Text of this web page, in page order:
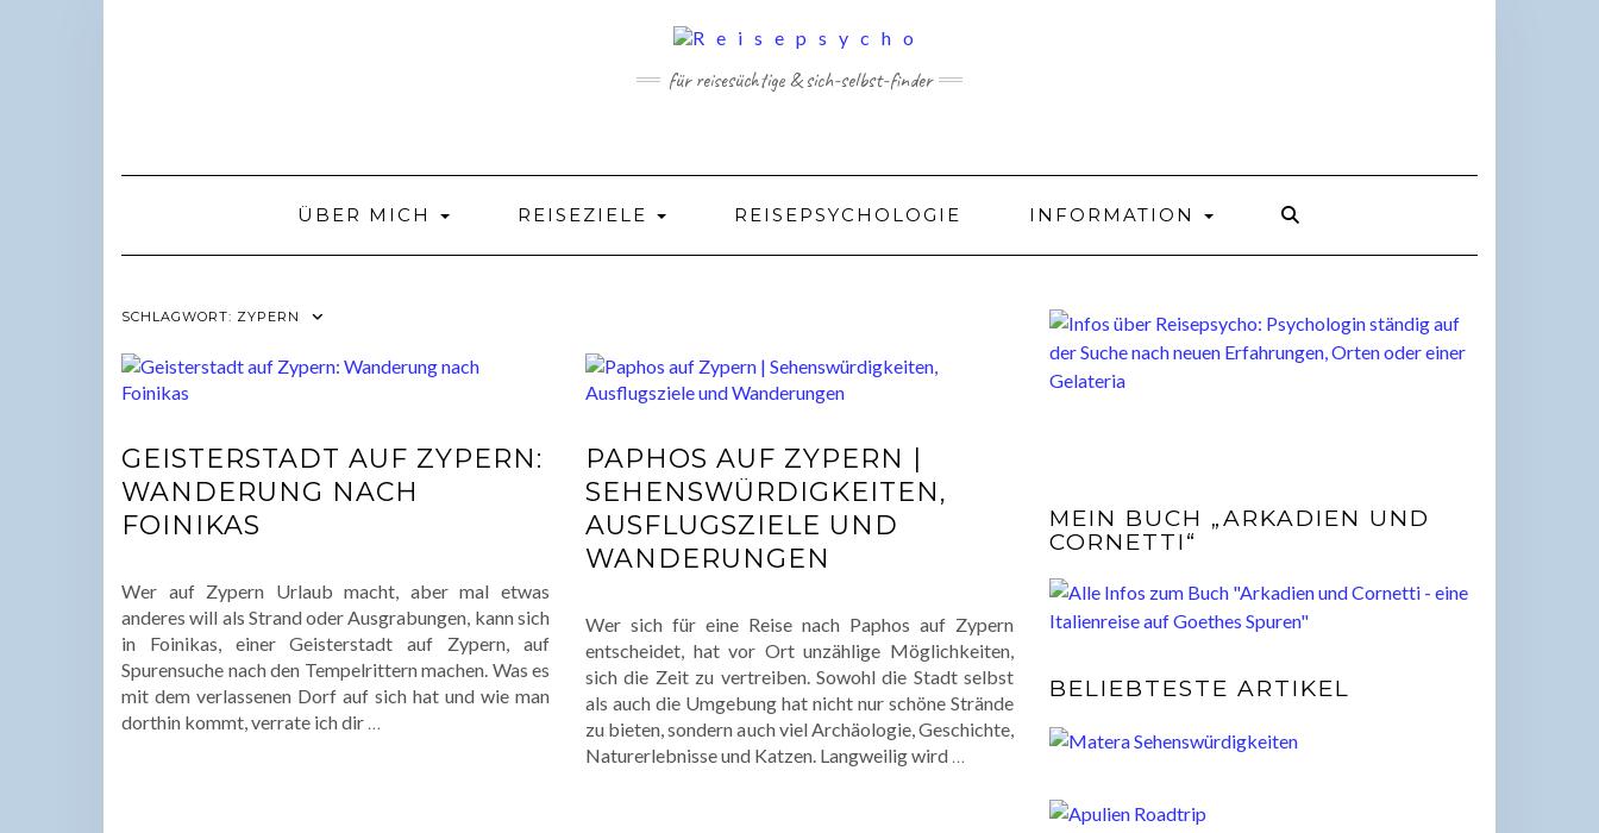
für reisesüchtige & sich-selbst-finder
ÜBER MICH REISEZIELE REISEPSYCHOLOGIE INFORMATION
SCHLAGWORT: ZYPERN
GEISTERSTADT AUF ZYPERN:
WANDERUNG NACH
FOINIKAS
Wer auf Zypern Urlaub macht, aber mal etwas
anderes will als Strand oder Ausgrabungen, kann sich
in Foinikas, einer Geisterstadt auf Zypern, auf
Spurensuche nach den Tempelrittern machen. Was es
mit dem verlassenen Dorf auf sich hat und wie man
dorthin kommt, verrate ich dir
PAPHOS AUF ZYPERN |
SEHENSWÜRDIGKEITEN,
AUSFLUGSZIELE UND
WANDERUNGEN
Wer sich für eine Reise nach Paphos auf Zypern
entscheidet, hat vor Ort unzählige Möglichkeiten,
sich die Zeit zu vertreiben. Sowohl die Stadt selbst
als auch die Umgebung hat nicht nur schöne Strände
zu bieten, sondern auch viel Archäologie, Geschichte,
Naturerlebnisse und Katzen. Langweilig wird
MEIN BUCH „ARKADIEN UND
CORNETTI“
BELIEBTESTE ARTIKEL